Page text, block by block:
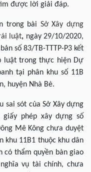
được lời giải đáp.
trong bài Sở Xây dựng
luật, ngày 29/10/2020,
số 83/TB-TTTP-P3 kết
luật trong thực hiện Dự
tại phân khu số 11B
huyện Nhà Bè.
sai sót của Sở Xây dựng
giấy phép xây dựng số
Mê Kông chưa duyệt
khu 11B1 thuộc khu dân
có thẩm quyền bàn giao
vụ tài chính, chưa